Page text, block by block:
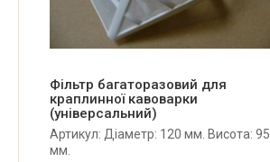
Фільтр багаторазовий для
краплинної кавоварки
(універсальний)
Артикул: Діаметр: 120 мм. Висота: 95
мм.